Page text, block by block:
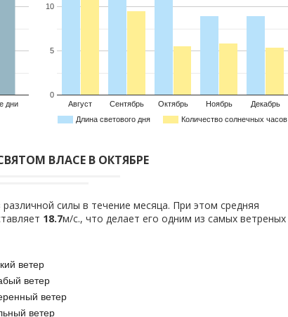
дни
Длина светового дня Количество солнечных часов
Август Сентябрь Октябрь Ноябрь Декабрь
0
5
10
ВЛАСЕ В ОКТЯБРЕ
силы в течение месяца. При этом средняя
18.7м/с., что делает его одним из самых ветреных
ветер
ветер
ветер
ветер